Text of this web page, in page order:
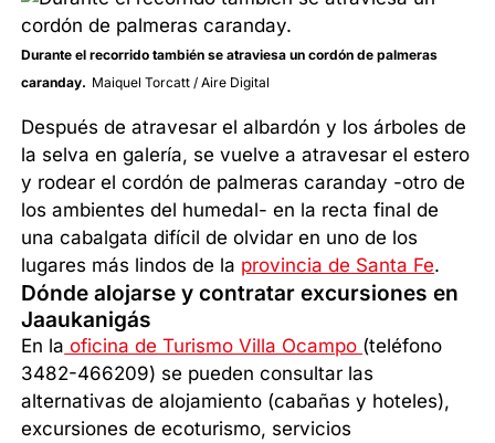
Durante el recorrido también se atraviesa un cordón de palmeras
caranday. Maiquel Torcatt / Aire Digital
Después de atravesar el albardón y los árboles de
la selva en galería, se vuelve a atravesar el estero
y rodear el cordón de palmeras caranday -otro de
los ambientes del humedal- en la recta final de
una cabalgata difícil de olvidar en uno de los
lugares más lindos de la provincia de Santa Fe.
Dónde alojarse y contratar excursiones en
Jaaukanigás
En la oficina de Turismo Villa Ocampo (teléfono
3482-466209) se pueden consultar las
alternativas de alojamiento (cabañas y hoteles),
excursiones de ecoturismo, servicios